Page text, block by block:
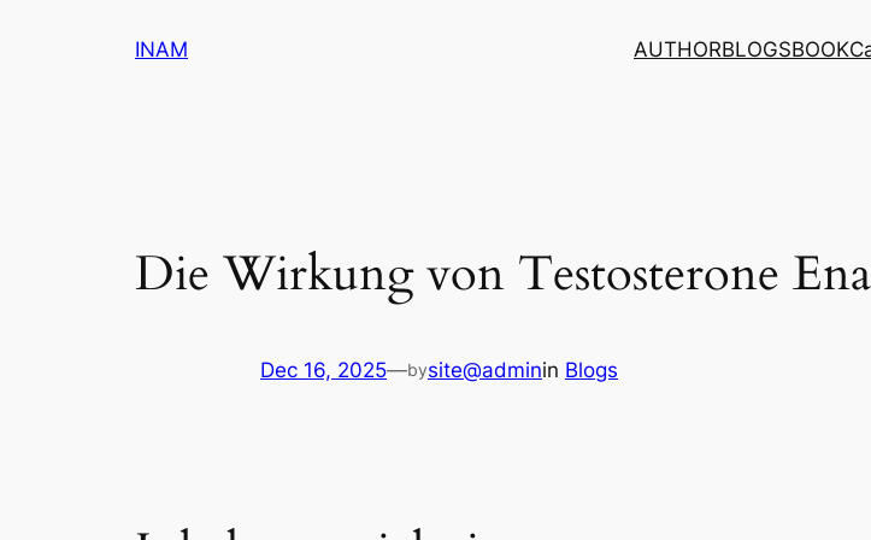
INAM AUTHORBLOGSBOOK
Die Wirkung von Testosterone
Dec 16, 2025—bysite@adminin Blogs